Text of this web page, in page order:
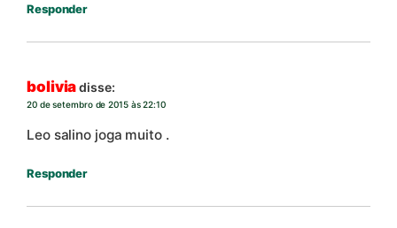
Responder
boliviadisse:
20 de setembro de 2015 às 22:10
Leo salino joga muito .
Responder